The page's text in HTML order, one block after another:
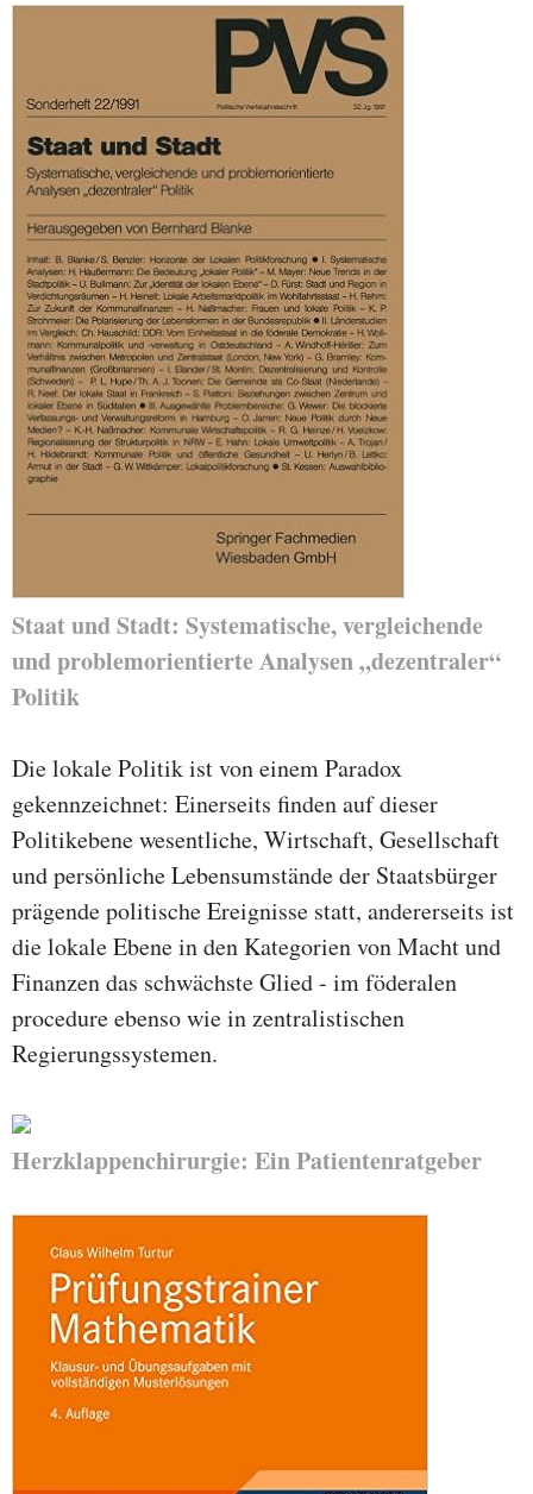
Staat und Stadt: Systematische, vergleichende
und problemorientierte Analysen „dezentraler“
Politik
Die lokale Politik ist von einem Paradox
gekennzeichnet: Einerseits finden auf dieser
Politikebene wesentliche, Wirtschaft, Gesellschaft
und persönliche Lebensumstände der Staatsbürger
prägende politische Ereignisse statt, andererseits ist
die lokale Ebene in den Kategorien von Macht und
Finanzen das schwächste Glied - im föderalen
procedure ebenso wie in zentralistischen
Regierungssystemen.
Herzklappenchirurgie: Ein Patientenratgeber